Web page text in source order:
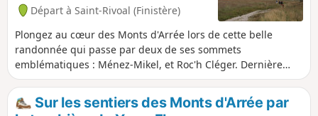
Départ à Saint-Rivoal (Finistère)
Plongez au cœur des Monts d'Arrée lors de cette belle
randonnée qui passe par deux de ses sommets
emblématiques : Ménez-Mikel, et Roc'h Cléger. Dernière
rencontre : un étrange alignement mégalithique perdu
dans la lande "An Eured Veign" (La Noce de Pierres).
Sur les sentiers des Monts d'Arrée par